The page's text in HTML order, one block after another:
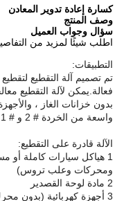
كسارة إعادة تدوير المعادن
وصف المنتج
سؤال وجواب العميل
اطلب شيئًا لمزيد من
التطبيقات:
تم تصميم آلة التقطيع
فعالة.يمكن لآلة التقطيع
بدون خزانات الغاز ،
واسعة من الخردة # 2 و # 1 الخفيف.
الآلة قادرة على التقطيع:
1 هياكل سيارات كاملة أو
ومحركات وعلب تروس)